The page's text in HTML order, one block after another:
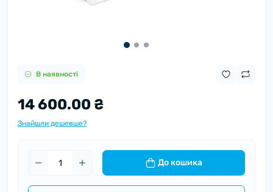
В наявності
14 600.00 ₴
Знайшли дешевше?
До кошика